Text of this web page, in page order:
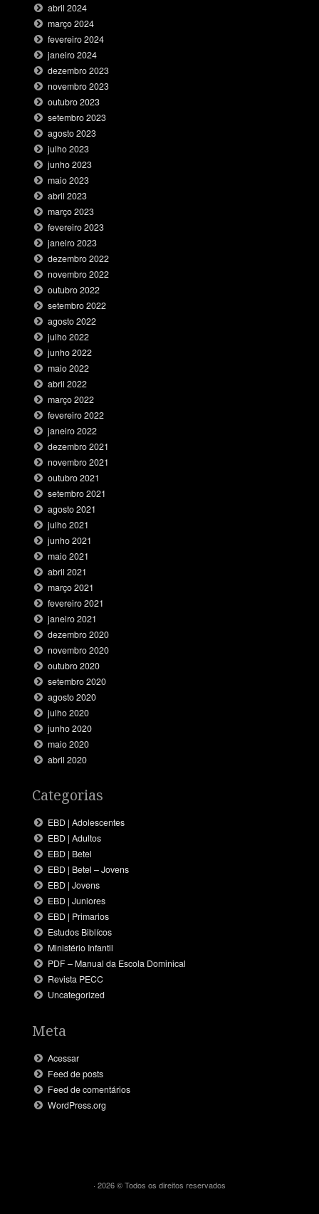
abril 2024
março 2024
fevereiro 2024
janeiro 2024
dezembro 2023
novembro 2023
outubro 2023
setembro 2023
agosto 2023
julho 2023
junho 2023
maio 2023
abril 2023
março 2023
fevereiro 2023
janeiro 2023
dezembro 2022
novembro 2022
outubro 2022
setembro 2022
agosto 2022
julho 2022
junho 2022
maio 2022
abril 2022
março 2022
fevereiro 2022
janeiro 2022
dezembro 2021
novembro 2021
outubro 2021
setembro 2021
agosto 2021
julho 2021
junho 2021
maio 2021
abril 2021
março 2021
fevereiro 2021
janeiro 2021
dezembro 2020
novembro 2020
outubro 2020
setembro 2020
agosto 2020
julho 2020
junho 2020
maio 2020
abril 2020
Categorias
EBD | Adolescentes
EBD | Adultos
EBD | Betel
EBD | Betel – Jovens
EBD | Jovens
EBD | Juniores
EBD | Primarios
Estudos Biblícos
Ministério Infantil
PDF – Manual da Escola Dominical
Revista PECC
Uncategorized
Meta
Acessar
Feed de posts
Feed de comentários
WordPress.org
· 2026 © Todos os direitos reservados